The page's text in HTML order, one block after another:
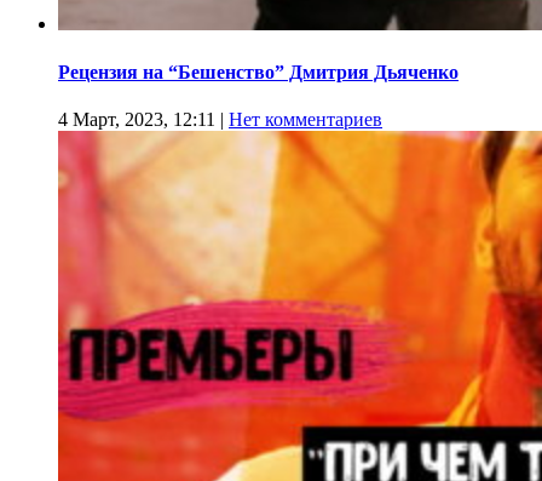
Рецензия на “Бешенство” Дмитрия Дьяченко
4 Март, 2023, 12:11 | Нет комментариев